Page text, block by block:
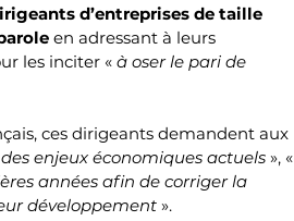
d’entreprises de taille
en adressant à leurs
les inciter « à oser le pari de
ces dirigeants demandent aux
enjeux économiques actuels », «
années afin de corriger la
développement ».